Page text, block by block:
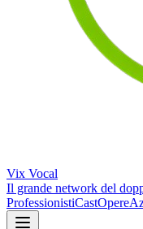
Vix Vocal
Il grande network del
ProfessionistiCastOpere